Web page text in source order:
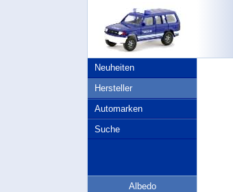
Neuheiten
Hersteller
Automarken
Suche
Albedo